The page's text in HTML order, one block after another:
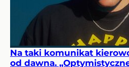
Na taki komunikat
od dawna.